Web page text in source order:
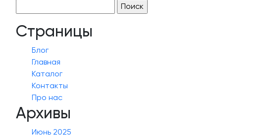
Страницы
Блог
Главная
Каталог
Контакты
Про нас
Архивы
Июнь 2025